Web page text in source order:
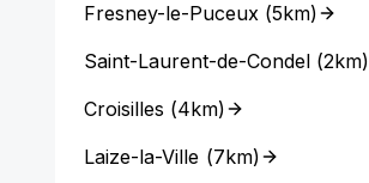
Fresney-le-Puceux(5km)
Saint-Laurent-de-Condel(2km)
Croisilles (4km)
Laize-la-Ville (7km)